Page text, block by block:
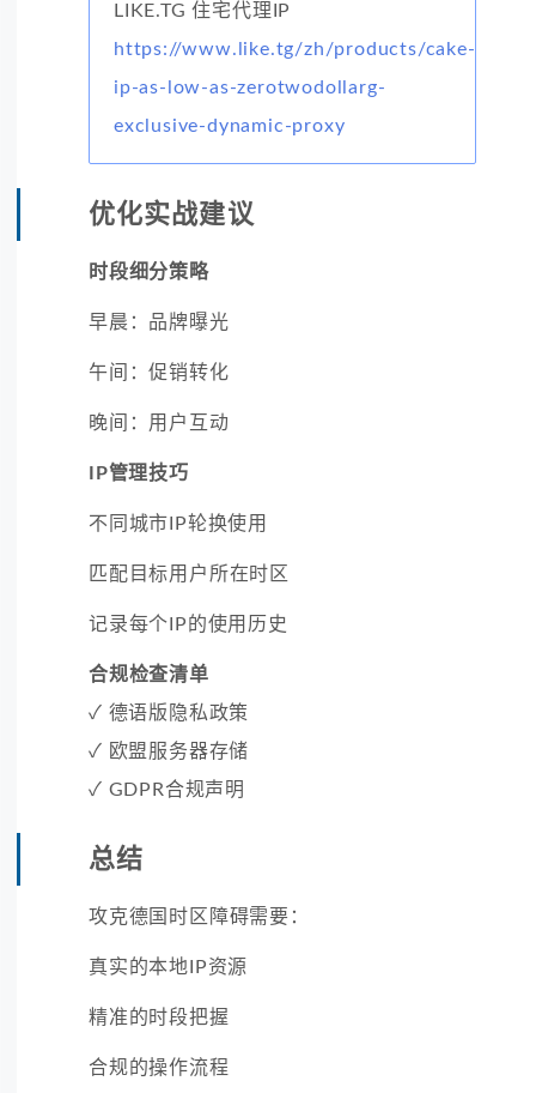
LIKE.TG 住宅代理IP
https://www.like.tg/zh/products/cake-
ip-as-low-as-zerotwodollarg-
exclusive-dynamic-proxy
优化实战建议
时段细分策略
早晨：品牌曝光
午间：促销转化
晚间：用户互动
IP管理技巧
不同城市IP轮换使用
匹配目标用户所在时区
记录每个IP的使用历史
合规检查清单
✓ 德语版隐私政策
✓ 欧盟服务器存储
✓ GDPR合规声明
总结
攻克德国时区障碍需要：
真实的本地IP资源
精准的时段把握
合规的操作流程